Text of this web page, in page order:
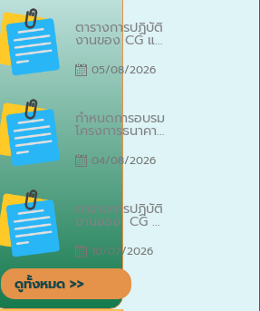
ตารางการปฏิบัติ
งานของ CG และ
เดือนกรกฎาคม
2569
on
05/08/2026
กำหนดการอบรม
โครงการธนาคาร
เทศบาลตำบลไผ่
ประจำ
สิงหาคม 2569
ณ ห้องประชุม
เทศบาลตำบลไผ่
on
04/08/2026
ตารางการปฏิบัติ
งานของ CG
ประจำเดือน
มิถุนายน 2569
on
10/07/2026
ดูทั้งหมด >>